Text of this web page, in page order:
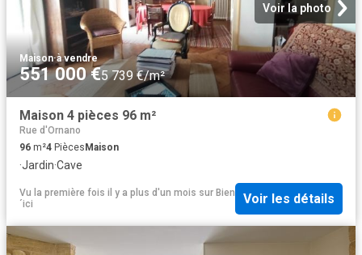
Voir la photo
Maison·à vendre
551 000 €5 739 €/m²
Maison 4 pièces 96 m²
Rue d'Ornano
96 m²4 Pièces Maison
·Jardin·Cave
Vu la première fois il y a plus d'un mois sur Bien
´ici
Voir les détails